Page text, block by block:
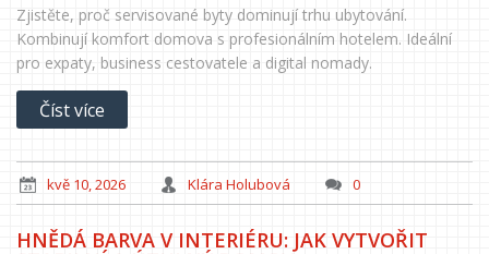
Zjistěte, proč servisované byty dominují trhu ubytování.
Kombinují komfort domova s profesionálním hotelem. Ideální
pro expaty, business cestovatele a digital nomady.
Číst více
kvě 10, 2026 Klára Holubová 0
HNĚDÁ BARVA V INTERIÉRU: JAK VYTVOŘIT